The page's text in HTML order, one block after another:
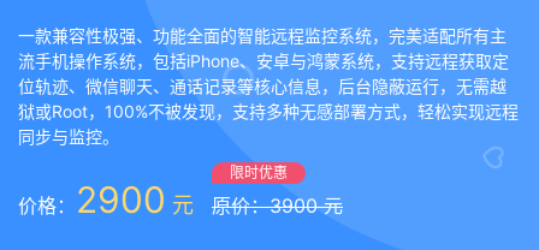
一款兼容性极强、功能全面的智能远程监控系统，完美适配所有主
流手机操作系统，包括iPhone、安卓与鸿蒙系统，支持远程获取定
位轨迹、微信聊天、通话记录等核心信息，后台隐蔽运行，无需越
狱或Root，100%不被发现，支持多种无感部署方式，轻松实现远程
同步与监控。
价格： 2900 元
限时优惠
原价：3900 元